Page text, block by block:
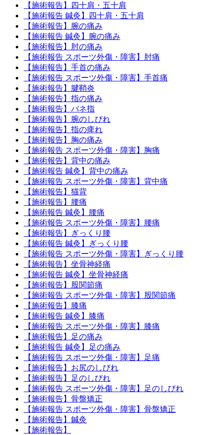
【施術報告】四十肩・五十肩
【施術報告 鍼灸】四十肩・五十肩
【施術報告】腕の痛み
【施術報告 鍼灸】腕の痛み
【施術報告】肘の痛み
【施術報告 スポーツ外傷・障害】肘痛
【施術報告】手首の痛み
【施術報告 スポーツ外傷・障害】手首痛
【施術報告】腱鞘炎
【施術報告】指の痛み
【施術報告】バネ指
【施術報告】腕のしびれ
【施術報告】指の痺れ
【施術報告】胸の痛み
【施術報告 スポーツ外傷・障害】胸痛
【施術報告】背中の痛み
【施術報告 鍼灸】背中の痛み
【施術報告 スポーツ外傷・障害】背中痛
【施術報告】猫背
【施術報告】腰痛
【施術報告 鍼灸】腰痛
【施術報告 スポーツ外傷・障害】腰痛
【施術報告】ぎっくり腰
【施術報告 鍼灸】ぎっくり腰
【施術報告 スポーツ外傷・障害】ぎっくり腰
【施術報告】坐骨神経痛
【施術報告 鍼灸】坐骨神経痛
【施術報告】股関節痛
【施術報告 スポーツ外傷・障害】股関節痛
【施術報告】膝痛
【施術報告 鍼灸】膝痛
【施術報告 スポーツ外傷・障害】膝痛
【施術報告】足の痛み
【施術報告 鍼灸】足の痛み
【施術報告 スポーツ外傷・障害】足痛
【施術報告】お尻のしびれ
【施術報告】足のしびれ
【施術報告 スポーツ外傷・障害】足のしびれ
【施術報告】骨盤矯正
【施術報告 スポーツ外傷・障害】骨盤矯正
【施術報告】鍼灸
【施術報告】